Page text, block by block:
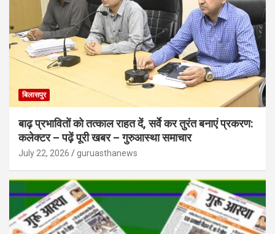
बिलासपुर
बाढ़ प्रभावितों को तत्काल राहत दें, सर्वे कर तुरंत बनाएं प्रकरण:
कलेक्टर – पढ़ें पूरी खबर – गुरुआस्था समाचार
July 22, 2026 guruasthanews